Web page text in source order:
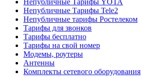
Непубличные Тарифы Tele2
Непубличные тарифы Ростелеком
Тарифы для звонков
Тарифы бесплатно
Тарифы на свой номер
Модемы, роутеры
Антенны
Комплекты сетевого оборудования